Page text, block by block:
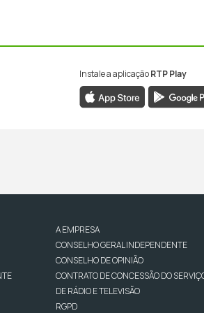
Instale a aplicaçãoRTP Play
A EMPRESA
CONSELHO GERAL INDEPENDENTE
CONSELHO DE OPINIÃO
CONTRATO DE CONCESSÃO DO
DE RÁDIO E TELEVISÃO
RGPD